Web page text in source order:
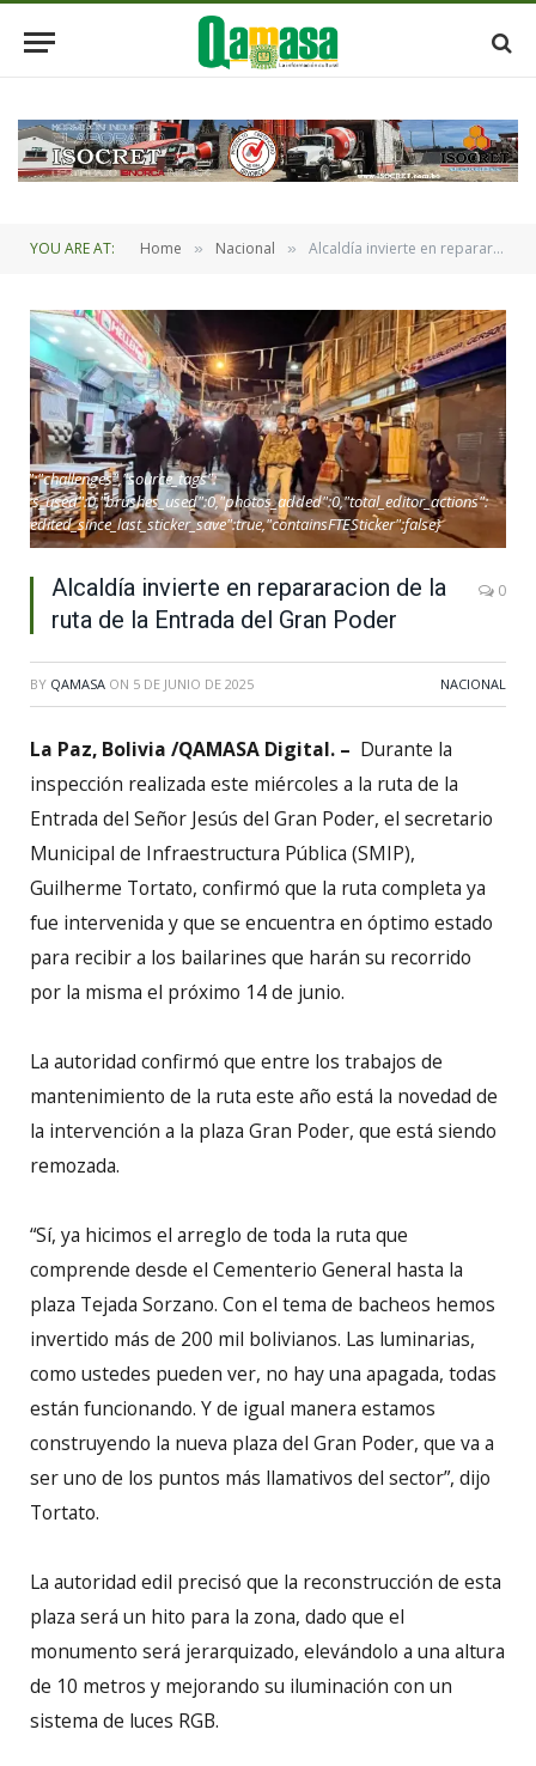
YOU ARE AT: Home » Nacional » Alcaldía invierte en repararacion de la ruta de la Entrada del Gran Poder
Alcaldía invierte en repararacion de la
ruta de la Entrada del Gran Poder
0
BY QAMASA ON 5 DE JUNIO DE 2025 NACIONAL
La Paz, Bolivia /QAMASA Digital. – Durante la
inspección realizada este miércoles a la ruta de la
Entrada del Señor Jesús del Gran Poder, el secretario
Municipal de Infraestructura Pública (SMIP),
Guilherme Tortato, confirmó que la ruta completa ya
fue intervenida y que se encuentra en óptimo estado
para recibir a los bailarines que harán su recorrido
por la misma el próximo 14 de junio.
La autoridad confirmó que entre los trabajos de
mantenimiento de la ruta este año está la novedad de
la intervención a la plaza Gran Poder, que está siendo
remozada.
“Sí, ya hicimos el arreglo de toda la ruta que
comprende desde el Cementerio General hasta la
plaza Tejada Sorzano. Con el tema de bacheos hemos
invertido más de 200 mil bolivianos. Las luminarias,
como ustedes pueden ver, no hay una apagada, todas
están funcionando. Y de igual manera estamos
construyendo la nueva plaza del Gran Poder, que va a
ser uno de los puntos más llamativos del sector”, dijo
Tortato.
La autoridad edil precisó que la reconstrucción de esta
plaza será un hito para la zona, dado que el
monumento será jerarquizado, elevándolo a una altura
de 10 metros y mejorando su iluminación con un
sistema de luces RGB.